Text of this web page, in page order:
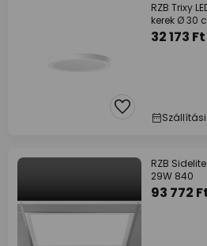
RZB Trixy
kerek Ø 30
32 173 Ft
RZB
29W 840
93 772